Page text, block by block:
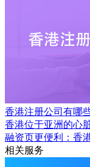
香港注册公司有哪
香港位于亚洲的心
融资页更便利：香
相关服务